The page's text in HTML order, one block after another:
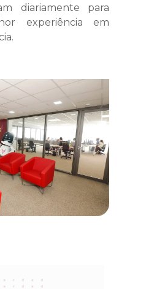
diariamente para
experiência em